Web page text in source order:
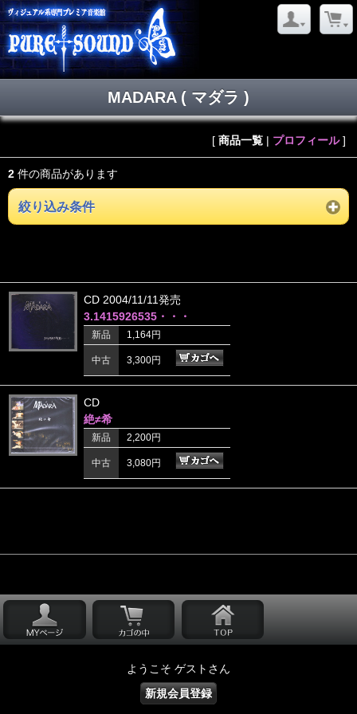
MADARA ( マダラ )
[ 商品一覧 | プロフィール]
2 件の商品があります
絞り込み条件
CD 2004/11/11発売
3.1415926535・・・
新品 1,164円
中古 3,300円
CD
絶≠希
新品 2,200円
中古 3,080円
ようこそ ゲストさん
新規会員登録